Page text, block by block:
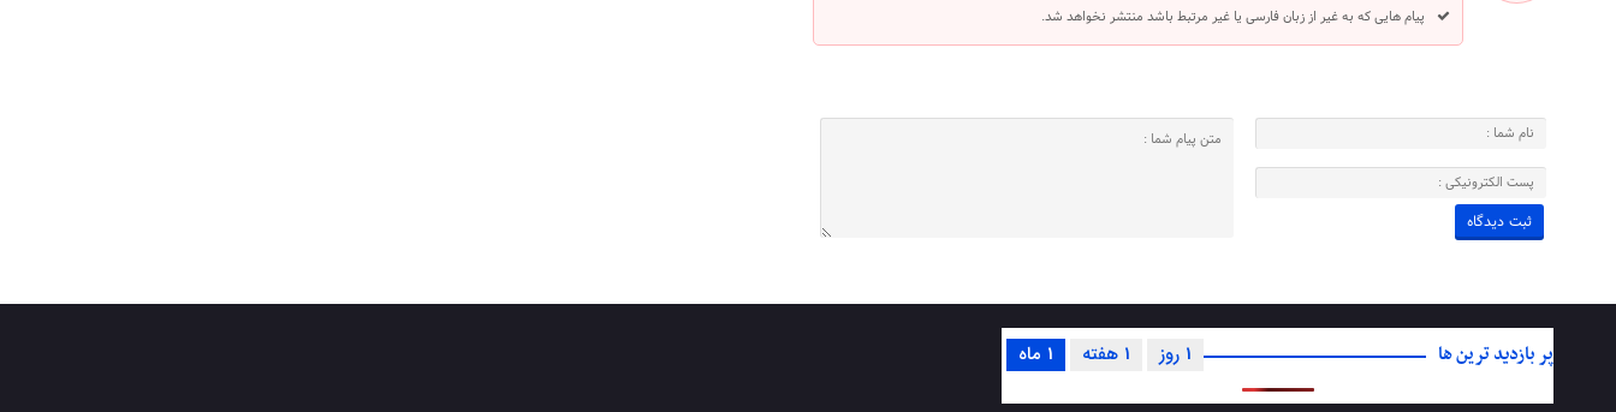
پیام هایی که به غیر از زبان فارسی یا غیر مرتبط باشد منتشر نخواهد شد.
پر بازدید ترین ها 1 ماه 1 هفته 1 روز